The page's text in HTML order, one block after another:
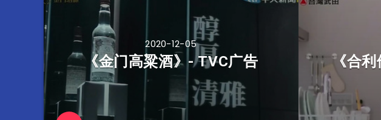
2020-12-05
《金门高粱酒》- TVC广告 《合